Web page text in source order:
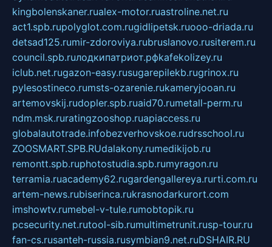
kingbolenskaner.rualex-motor.ruastroline.net.ru
act1.spb.rupolyglot.com.rugidlipetsk.ruooo-driada.ru
detsad125.rumir-zdoroviya.rubruslanovo.rusiterem.ru
council.spb.ruлодкипатриот.рфkafekolizey.ru
iclub.net.rugazon-easy.rusugarepilekb.rugrinox.ru
pylesostineco.rumsts-ozarenie.rukameryjooan.ru
artemovskij.rudopler.spb.ruaid70.rumetall-perm.ru
ndm.msk.ruratingzooshop.ruapiaccess.ru
globalautotrade.infobezverhovskoe.rudrsschool.ru
ZOOSMART.SPB.RUdalakony.rumedikijob.ru
remontt.spb.ruphotostudia.spb.rumyragon.ru
terramia.ruacademy62.rugardengallereya.rurti.com.ru
artem-news.rubiserinca.rukrasnodarkurort.com
imshowtv.rumebel-v-tule.rumobtopik.ru
pcsecurity.net.rutool-sib.rumultimetrunit.rusp-tour.ru
fan-cs.rusanteh-russia.rusymbian9.net.ruDSHAIR.RU